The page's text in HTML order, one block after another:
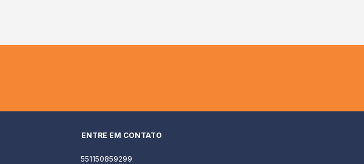
ENTRE EM CONTATO
551150859299